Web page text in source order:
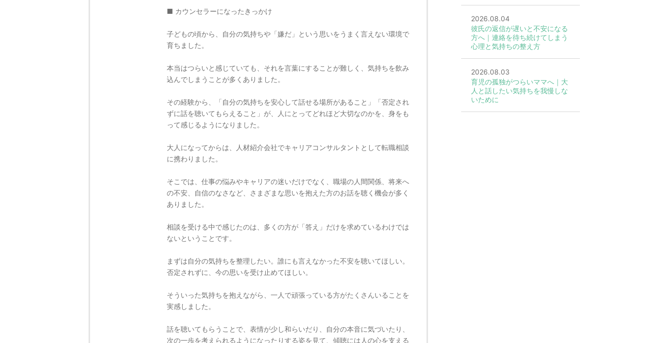
■ カウンセラーになったきっかけ
子どもの頃から、自分の気持ちや「嫌だ」という思いをうまく言えない環境で
育ちました。
本当はつらいと感じていても、それを言葉にすることが難しく、気持ちを飲み
込んでしまうことが多くありました。
その経験から、「自分の気持ちを安心して話せる場所があること」「否定され
ずに話を聴いてもらえること」が、人にとってどれほど大切なのかを、身をも
って感じるようになりました。
大人になってからは、人材紹介会社でキャリアコンサルタントとして転職相談
に携わりました。
そこでは、仕事の悩みやキャリアの迷いだけでなく、職場の人間関係、将来へ
の不安、自信のなさなど、さまざまな思いを抱えた方のお話を聴く機会が多く
ありました。
相談を受ける中で感じたのは、多くの方が「答え」だけを求めているわけでは
ないということです。
まずは自分の気持ちを整理したい。誰にも言えなかった不安を聴いてほしい。
否定されずに、今の思いを受け止めてほしい。
そういった気持ちを抱えながら、一人で頑張っている方がたくさんいることを
実感しました。
話を聴いてもらうことで、表情が少し和らいだり、自分の本音に気づいたり、
次の一歩を考えられるようになったりする姿を見て、傾聴には人の心を支える
2026.08.04
彼氏の返信が遅いと不安になる
方へ｜連絡を待ち続けてしまう
心理と気持ちの整え方
2026.08.03
育児の孤独がつらいママへ｜大
人と話したい気持ちを我慢しな
いために